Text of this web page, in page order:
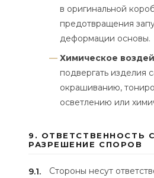
в оригинальной
предотвращения
деформации основы.
Химическое
подвергать изделия
окрашиванию,
осветлению или
9. ОТВЕТСТВЕННОСТЬ
РАЗРЕШЕНИЕ СПОРОВ
9.1.
Стороны несут